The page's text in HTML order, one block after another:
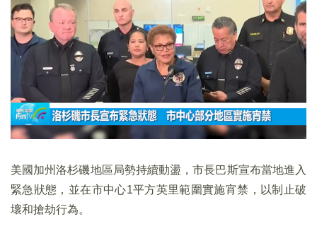
美國加州洛杉磯地區局勢持續動盪，市長巴斯宣布當地進入
緊急狀態，並在市中心1平方英里範圍實施宵禁，以制止破
壞和搶劫行為。